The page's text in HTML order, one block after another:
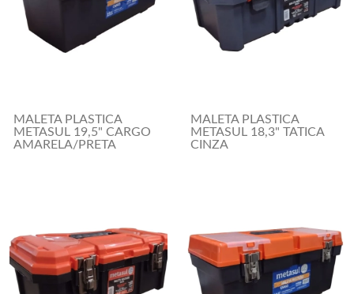
MALETA PLASTICA
METASUL 19,5" CARGO
AMARELA/PRETA
MALETA PLASTICA
METASUL 18,3" TATICA
CINZA